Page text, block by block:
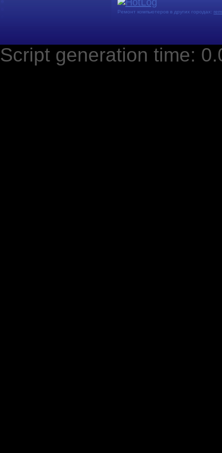
Ремонт компьютеров в других городах:
Script generation time: